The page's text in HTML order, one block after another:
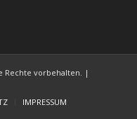
Rechte vorbehalten. |
IMPRESSUM